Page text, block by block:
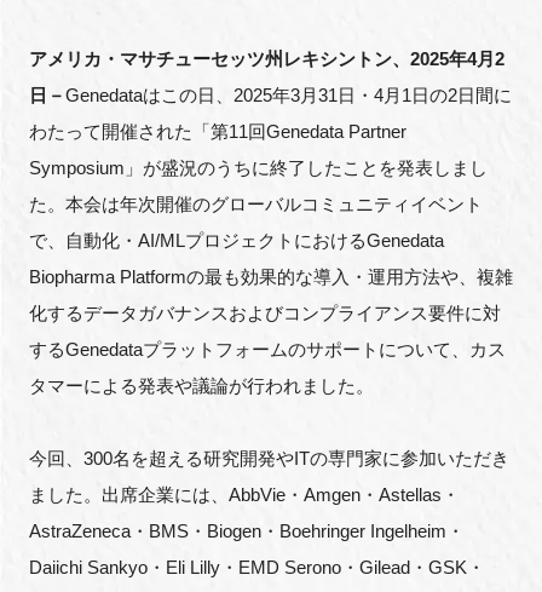
アメリカ・マサチューセッツ州レキシントン、2025年4月2
日－Genedataはこの日、2025年3月31日・4月1日の2日間に
わたって開催された「第11回Genedata Partner
Symposium」が盛況のうちに終了したことを発表しまし
た。本会は年次開催のグローバルコミュニティイベント
で、自動化・AI/MLプロジェクトにおけるGenedata
Biopharma Platformの最も効果的な導入・運用方法や、複雑
化するデータガバナンスおよびコンプライアンス要件に対
するGenedataプラットフォームのサポートについて、カス
タマーによる発表や議論が行われました。
今回、300名を超える研究開発やITの専門家に参加いただき
ました。出席企業には、AbbVie・Amgen・Astellas・
AstraZeneca・BMS・Biogen・Boehringer Ingelheim・
Daiichi Sankyo・Eli Lilly・EMD Serono・Gilead・GSK・